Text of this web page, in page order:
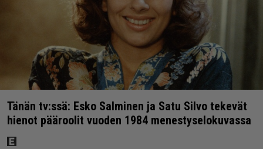
Tänän tv:ssä: Esko Salminen ja Satu Silvo tekevät
hienot pääroolit vuoden 1984 menestyselokuvassa